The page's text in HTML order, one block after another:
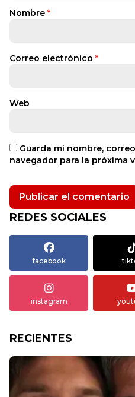
Nombre *
Correo electrónico *
Web
Guarda mi nombre,
navegador para la próxima
REDES SOCIALES
facebook
instagram
RECIENTES